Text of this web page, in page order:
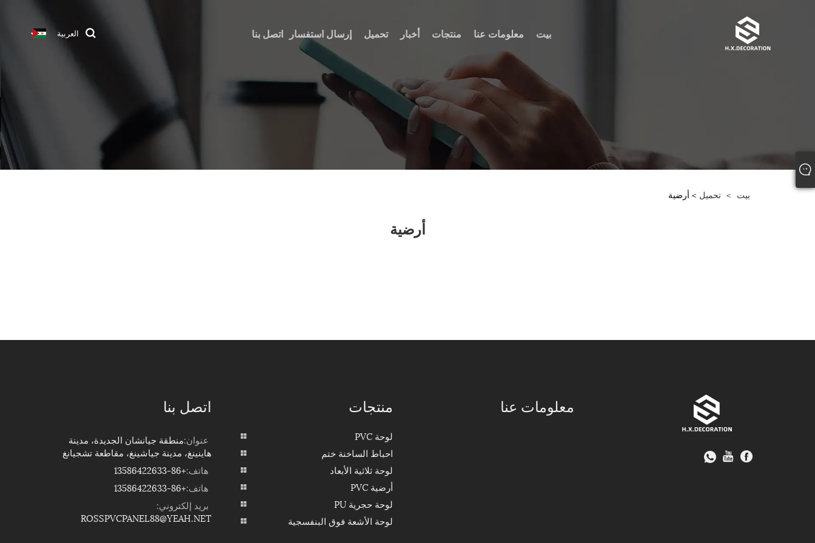
بيت معلومات عنا منتجات أخبار تحميل إرسال استفسار اتصل بنا العربية
بيت > تحميل > أرضية
أرضية
معلومات عنا منتجات
لوحة PVC
احباط الساخنة ختم
لوحة ثلاثية الأبعاد
أرضية PVC
لوحة حجرية PU
لوحة الأشعة فوق البنفسجية
اتصل بنا
عنوان:منطقة جيانشان الجديدة، مدينة
هاينينغ، مدينة جياشينغ، مقاطعة تشجيانغ
هاتف:+86-13586422633
هاتف:+86-13586422633
بريد إلكتروني:
ROSSPVCPANEL88@YEAH.NET